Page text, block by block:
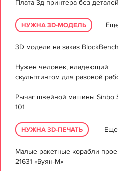
Плата 3д принтера без
НУЖНА 3D-МОДЕЛЬ
3D модели на заказ BlockBench
Нужен человек, владеющий
скульптингом для разовой
Рычаг швейной машины Sinbo
101
НУЖНА 3D-ПЕЧАТЬ
Малые ракетные корабли
21631 «Буян-М»